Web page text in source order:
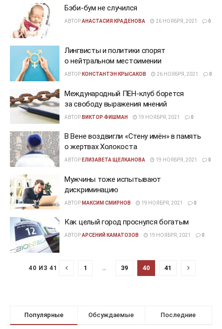
Бэби-бум не случился
АВТОРАНАСТАСИЯ КРАДЕНОВА 26 НОЯБРЯ, 2021 0
Лингвисты и политики спорят
о нейтральном местоимении
АВТОР КОНСТАНТЭН КРЫСАКОВ 26 НОЯБРЯ, 2021 0
Международный ПЕН-клуб борется
за свободу выражения мнений
АВТОР ВИКТОР ФИШМАН 19 НОЯБРЯ, 2021 0
В Вене воздвигли «Стену имён» в память
о жертвах Холокоста
АВТОР ЕЛИЗАВЕТА ЩЕЛКАНОВА 19 НОЯБРЯ, 2021 0
Мужчины тоже испытывают
дискриминацию
АВТОР МАКСИМ СМИРНОВ 19 НОЯБРЯ, 2021 0
Как целый город проснулся богатым
АВТОРАРСЕНИЙ КАМАТОЗОВ 19 НОЯБРЯ, 2021 0
40 ИЗ 41 1 39 40 41
Популярные Обсуждаемые Последние